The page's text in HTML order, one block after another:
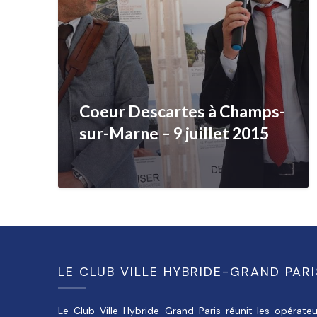
Coeur Descartes à Champs-
sur-Marne – 9 juillet 2015
LE CLUB VILLE HYBRIDE-GRAND
Le Club Ville Hybride-Grand Paris réunit les